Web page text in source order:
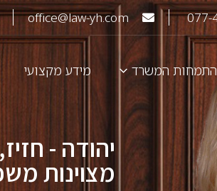
office@law-yh.com
התמחות המשרד מידע מקצועי
יהודה -
מצוינות